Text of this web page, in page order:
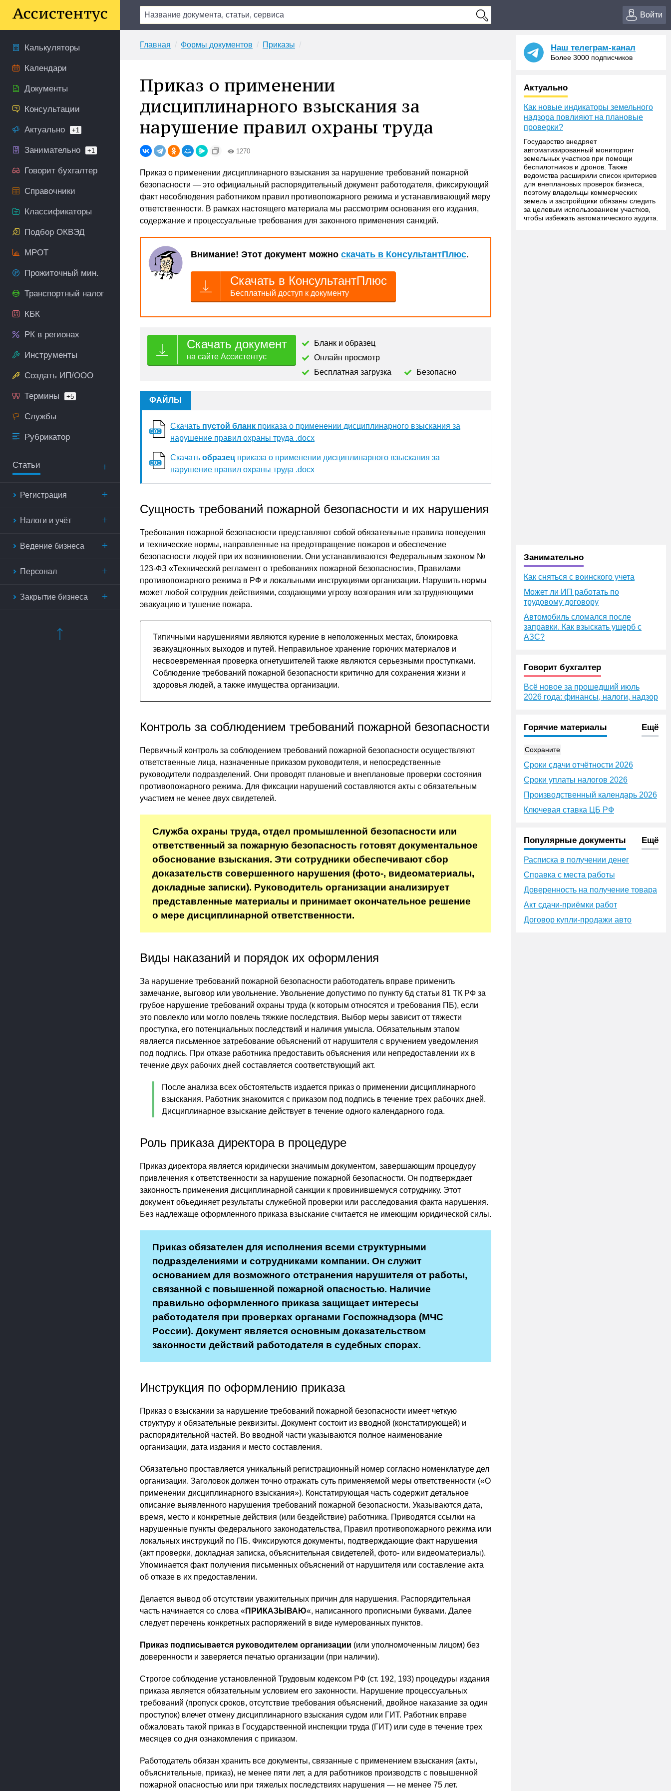
Войти
Калькуляторы
Календари
Документы
Консультации
Актуально +1
Занимательно +1
Говорит бухгалтер
Справочники
Классификаторы
Подбор ОКВЭД
МРОТ
Прожиточный мин.
Транспортный налог
КБК
РК в регионах
Инструменты
Создать ИП/ООО
Термины +5
Службы
Рубрикатор
Статьи
Регистрация
Налоги и учёт
Ведение бизнеса
Персонал
Закрытие бизнеса
Главная Формы документов Приказы
Приказ о применении
дисциплинарного взыскания за
нарушение правил охраны труда
1270
Приказ о применении дисциплинарного взыскания за нарушение требований пожарной
безопасности — это официальный распорядительный документ работодателя, фиксирующий
факт несоблюдения работником правил противопожарного режима и устанавливающий меру
ответственности. В рамках настоящего материала мы рассмотрим основания его издания,
содержание и процессуальные требования для законного применения санкций.
Внимание! Этот документ можно скачать в КонсультантПлюс.
Скачать в КонсультантПлюс
Бесплатный доступ к документу
Скачать документ
на сайте Ассистентус
Бланк и образец
Онлайн просмотр
Бесплатная загрузка
Безопасно
ФАЙЛЫ
Скачать пустой бланк приказа о применении дисциплинарного взыскания за
нарушение правил охраны труда .docx
Скачать образец приказа о применении дисциплинарного взыскания за
нарушение правил охраны труда .docx
Сущность требований пожарной безопасности и их нарушения
Требования пожарной безопасности представляют собой обязательные правила поведения
и технические нормы, направленные на предотвращение пожаров и обеспечение
безопасности людей при их возникновении. Они устанавливаются Федеральным законом №
123-ФЗ «Технический регламент о требованиях пожарной безопасности», Правилами
противопожарного режима в РФ и локальными инструкциями организации. Нарушить нормы
может любой сотрудник действиями, создающими угрозу возгорания или затрудняющими
эвакуацию и тушение пожара.
Типичными нарушениями являются курение в неположенных местах, блокировка
эвакуационных выходов и путей. Неправильное хранение горючих материалов и
несвоевременная проверка огнетушителей также являются серьезными проступками.
Соблюдение требований пожарной безопасности критично для сохранения жизни и
здоровья людей, а также имущества организации.
Контроль за соблюдением требований пожарной безопасности
Первичный контроль за соблюдением требований пожарной безопасности осуществляют
ответственные лица, назначенные приказом руководителя, и непосредственные
руководители подразделений. Они проводят плановые и внеплановые проверки состояния
противопожарного режима. Для фиксации нарушений составляются акты с обязательным
участием не менее двух свидетелей.
Служба охраны труда, отдел промышленной безопасности или
ответственный за пожарную безопасность готовят документальное
обоснование взыскания. Эти сотрудники обеспечивают сбор
доказательств совершенного нарушения (фото-, видеоматериалы,
докладные записки). Руководитель организации анализирует
представленные материалы и принимает окончательное решение
о мере дисциплинарной ответственности.
Виды наказаний и порядок их оформления
За нарушение требований пожарной безопасности работодатель вправе применить
замечание, выговор или увольнение. Увольнение допустимо по пункту 6д статьи 81 ТК РФ за
грубое нарушение требований охраны труда (к которым относятся и требования ПБ), если
это повлекло или могло повлечь тяжкие последствия. Выбор меры зависит от тяжести
проступка, его потенциальных последствий и наличия умысла. Обязательным этапом
является письменное затребование объяснений от нарушителя с вручением уведомления
под подпись. При отказе работника предоставить объяснения или непредоставлении их в
течение двух рабочих дней составляется соответствующий акт.
После анализа всех обстоятельств издается приказ о применении дисциплинарного
взыскания. Работник знакомится с приказом под подпись в течение трех рабочих дней.
Дисциплинарное взыскание действует в течение одного календарного года.
Роль приказа директора в процедуре
Приказ директора является юридически значимым документом, завершающим процедуру
привлечения к ответственности за нарушение пожарной безопасности. Он подтверждает
законность применения дисциплинарной санкции к провинившемуся сотруднику. Этот
документ объединяет результаты служебной проверки или расследования факта нарушения.
Без надлежаще оформленного приказа взыскание считается не имеющим юридической силы.
Приказ обязателен для исполнения всеми структурными
подразделениями и сотрудниками компании. Он служит
основанием для возможного отстранения нарушителя от работы,
связанной с повышенной пожарной опасностью. Наличие
правильно оформленного приказа защищает интересы
работодателя при проверках органами Госпожнадзора (МЧС
России). Документ является основным доказательством
законности действий работодателя в судебных спорах.
Инструкция по оформлению приказа
Приказ о взыскании за нарушение требований пожарной безопасности имеет четкую
структуру и обязательные реквизиты. Документ состоит из вводной (констатирующей) и
распорядительной частей. Во вводной части указываются полное наименование
организации, дата издания и место составления.
Обязательно проставляется уникальный регистрационный номер согласно номенклатуре дел
организации. Заголовок должен точно отражать суть применяемой меры ответственности («О
применении дисциплинарного взыскания»). Констатирующая часть содержит детальное
описание выявленного нарушения требований пожарной безопасности. Указываются дата,
время, место и конкретные действия (или бездействие) работника. Приводятся ссылки на
нарушенные пункты федерального законодательства, Правил противопожарного режима или
локальных инструкций по ПБ. Фиксируются документы, подтверждающие факт нарушения
(акт проверки, докладная записка, объяснительная свидетелей, фото- или видеоматериалы).
Упоминается факт получения письменных объяснений от нарушителя или составление акта
об отказе в их предоставлении.
Делается вывод об отсутствии уважительных причин для нарушения. Распорядительная
часть начинается со слова «ПРИКАЗЫВАЮ«, написанного прописными буквами. Далее
следует перечень конкретных распоряжений в виде нумерованных пунктов.
Приказ подписывается руководителем организации (или уполномоченным лицом) без
доверенности и заверяется печатью организации (при наличии).
Строгое соблюдение установленной Трудовым кодексом РФ (ст. 192, 193) процедуры издания
приказа является обязательным условием его законности. Нарушение процессуальных
требований (пропуск сроков, отсутствие требования объяснений, двойное наказание за один
проступок) влечет отмену дисциплинарного взыскания судом или ГИТ. Работник вправе
обжаловать такой приказ в Государственной инспекции труда (ГИТ) или суде в течение трех
месяцев со дня ознакомления с приказом.
Работодатель обязан хранить все документы, связанные с применением взыскания (акты,
объяснительные, приказ), не менее пяти лет, а для работников производств с повышенной
пожарной опасностью или при тяжелых последствиях нарушения — не менее 75 лет.
Наш телеграм-канал
Более 3000 подписчиков
Актуально
Как новые индикаторы земельного
надзора повлияют на плановые
проверки?
Государство внедряет
автоматизированный мониторинг
земельных участков при помощи
беспилотников и дронов. Также
ведомства расширили список критериев
для внеплановых проверок бизнеса,
поэтому владельцы коммерческих
земель и застройщики обязаны следить
за целевым использованием участков,
чтобы избежать автоматического аудита.
Занимательно
Как сняться с воинского учета
Может ли ИП работать по
трудовому договору
Автомобиль сломался после
заправки. Как взыскать ущерб с
АЗС?
Говорит бухгалтер
Всё новое за прошедший июль
2026 года: финансы, налоги, надзор
Горячие материалы Ещё
Сохраните
Сроки сдачи отчётности 2026
Сроки уплаты налогов 2026
Производственный календарь 2026
Ключевая ставка ЦБ РФ
Популярные документы Ещё
Расписка в получении денег
Справка с места работы
Доверенность на получение товара
Акт сдачи-приёмки работ
Договор купли-продажи авто